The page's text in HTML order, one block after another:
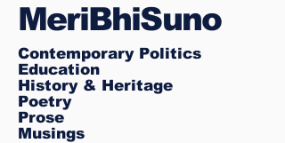
MeriBhiSuno
Contemporary Politics
Education
History & Heritage
Poetry
Prose
Musings